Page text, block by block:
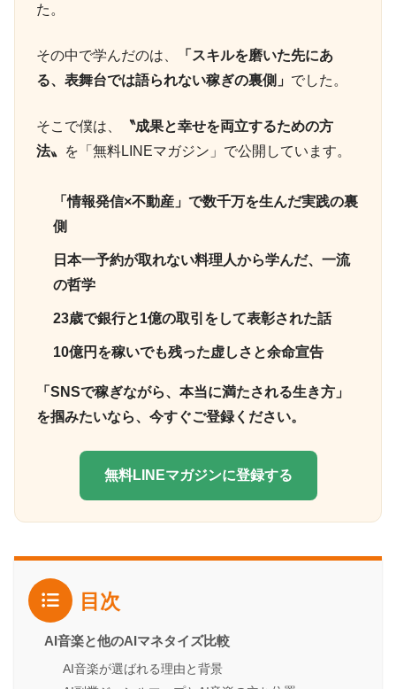
た。
その中で学んだのは、
「スキルを磨いた先にあ
る、表舞台では語られない稼ぎの裏側」 でした。
そこで僕は、
〝成果と幸せを両立するための方
法〟
を「無料LINEマガジン」で公開しています。
「情報発信×不動産」で数千万を生んだ実践の裏
側
日本一予約が取れない料理人から学んだ、一流
の哲学
23歳で銀行と1億の取引をして表彰された話
10億円を稼いでも残った虚しさと余命宣告
「SNSで稼ぎながら、本当に満たされる生き方」
を掴みたいなら、今すぐご登録ください。
無料LINEマガジンに登録する
目次
AI音楽と他のAIマネタイズ比較
AI音楽が選ばれる理由と背景